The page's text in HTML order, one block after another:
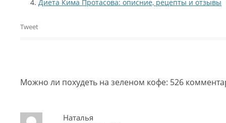
Диета Кима Протасова: описние, рецепты и отзывы
Tweet
Можно ли похудеть на зеленом кофе: 526
Наталья